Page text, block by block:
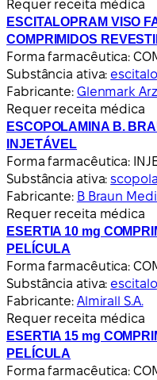
Requer receita médica
ESCITALOPRAM VISO
COMPRIMIDOS
Forma farmacêutica:
Substância ativa:
Fabricante: Glenmark
Requer receita médica
ESCOPOLAMINA B.
INJETÁVEL
Forma farmacêutica:
Substância ativa:
Fabricante: B Braun
Requer receita médica
ESERTIA 10 mg
PELÍCULA
Forma farmacêutica:
Substância ativa:
Fabricante: Almirall S.A.
Requer receita médica
ESERTIA 15 mg
PELÍCULA
Forma farmacêutica: